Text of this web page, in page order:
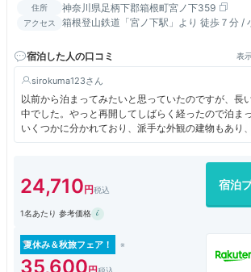
住所 神奈川県足柄下郡箱根町宮ノ下359
アクセス
箱根登山鉄道「宮ノ下駅」より 徒歩７分 /
宿泊した人の口コミ
表
sirokuma123
以前から泊まってみたいと思っていたのですが、長
中でした。やっと再開してしばらく経ったので泊ま
いくつかに分かれており、派手な外観の建物もあり
ジアム感覚でした。やはり人気があるみたいで、か
24,710 宿泊
1名あたり 参考価格
夏休み＆秋旅フェア！
35,600